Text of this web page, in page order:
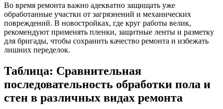
Во время ремонта важно адекватно защищать уже
обработанные участки от загрязнений и механических
повреждений. В новостройках, где круг работы велик,
рекомендуют применять пленки, защитные ленты и разметку
для бригады, чтобы сохранить качество ремонта и избежать
лишних переделок.
Таблица: Сравнительная
последовательность обработки пола и
стен в различных видах ремонта